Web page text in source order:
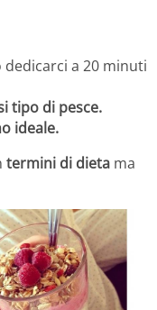
a 20 minuti
tipo di pesce.
ideale.
termini di dieta ma